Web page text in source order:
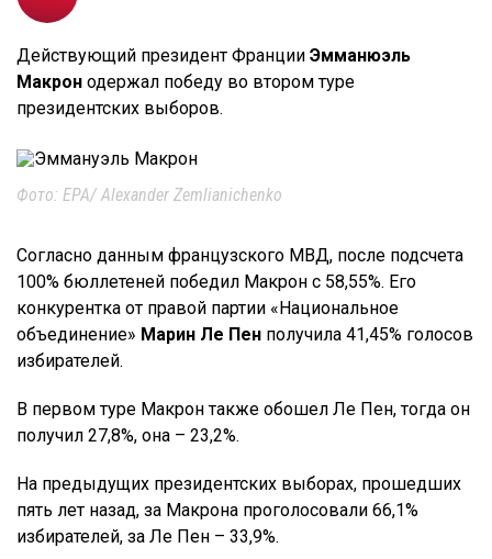
Действующий президент Франции Эмманюэль
Макрон одержал победу во втором туре
президентских выборов.
Фото: EPA/ Alexander Zemlianichenko
Согласно данным французского МВД, после подсчета
100% бюллетеней победил Макрон с 58,55%. Его
конкурентка от правой партии «Национальное
объединение» Марин Ле Пен получила 41,45% голосов
избирателей.
В первом туре Макрон также обошел Ле Пен, тогда он
получил 27,8%, она – 23,2%.
На предыдущих президентских выборах, прошедших
пять лет назад, за Макрона проголосовали 66,1%
избирателей, за Ле Пен – 33,9%.